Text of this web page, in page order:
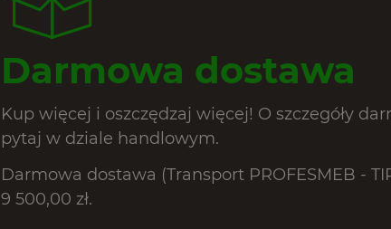
Darmowa dostawa
Kup więcej i oszczędzaj więcej! O szczegóły
pytaj w dziale handlowym.
Darmowa dostawa (Transport PROFESMEB -
9 500,00 zł.